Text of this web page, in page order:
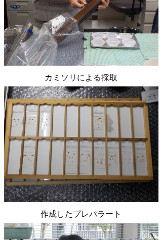
カミソリによる採取
作成したプレパラート